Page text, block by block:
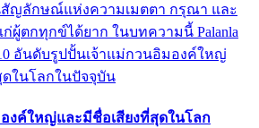
สัญลักษณ์แห่งความเมตตา กรุณา และ
ผู้ตกทุกข์ได้ยาก ในบทความนี้ Palanla
อันดับรูปปั้นเจ้าแม่กวนอิมองค์ใหญ่
ในโลกในปัจจุบัน
งค์ใหญ่และมีชื่อเสียงที่สุดในโลก